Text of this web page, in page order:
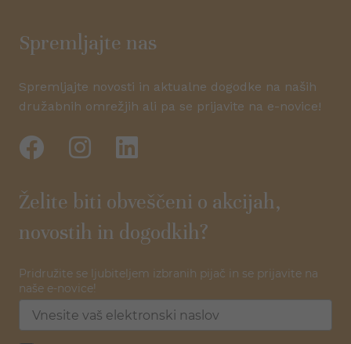
Spremljajte nas
Spremljajte novosti in aktualne dogodke na naših
družabnih omrežjih ali pa se prijavite na e-novice!
Želite biti obveščeni o akcijah,
novostih in dogodkih?
Pridružite se ljubiteljem izbranih pijač in se prijavite na
naše e-novice!